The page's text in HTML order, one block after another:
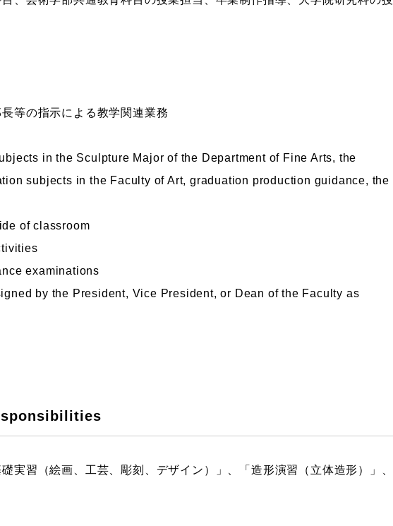
等の指示による教学関連業務
in the Sculpture Major of the Department of Fine Arts, the
subjects in the Faculty of Art, graduation production guidance, the
of classroom
examinations
by the President, Vice President, or Dean of the Faculty as
実習（絵画、工芸、彫刻、デザイン）」、「造形演習（立体造形）」、